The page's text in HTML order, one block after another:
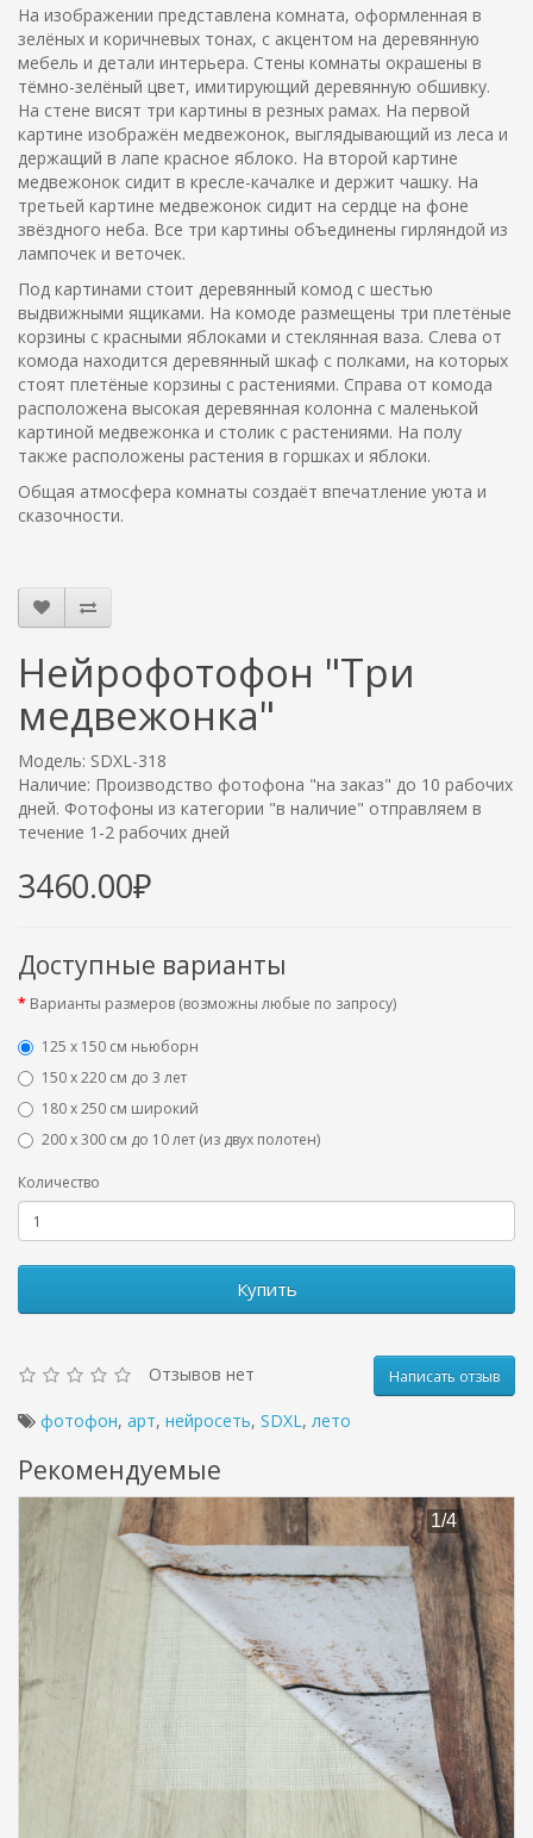
На изображении представлена комната, оформленная в
зелёных и коричневых тонах, с акцентом на деревянную
мебель и детали интерьера. Стены комнаты окрашены в
тёмно-зелёный цвет, имитирующий деревянную обшивку.
На стене висят три картины в резных рамах. На первой
картине изображён медвежонок, выглядывающий из леса и
держащий в лапе красное яблоко. На второй картине
медвежонок сидит в кресле-качалке и держит чашку. На
третьей картине медвежонок сидит на сердце на фоне
звёздного неба. Все три картины объединены гирляндой из
лампочек и веточек.
Под картинами стоит деревянный комод с шестью
выдвижными ящиками. На комоде размещены три плетёные
корзины с красными яблоками и стеклянная ваза. Слева от
комода находится деревянный шкаф с полками, на которых
стоят плетёные корзины с растениями. Справа от комода
расположена высокая деревянная колонна с маленькой
картиной медвежонка и столик с растениями. На полу
также расположены растения в горшках и яблоки.
Общая атмосфера комнаты создаёт впечатление уюта и
сказочности.
Нейрофотофон "Три
медвежонка"
Модель: SDXL-318
Наличие: Производство фотофона "на заказ" до 10 рабочих
дней. Фотофоны из категории "в наличие" отправляем в
течение 1-2 рабочих дней
3460.00₽
Доступные варианты
Варианты размеров (возможны любые по запросу)
125 x 150 см ньюборн
150 х 220 см до 3 лет
180 х 250 см широкий
200 х 300 см до 10 лет (из двух полотен)
Количество
Купить
Отзывов нет Написать отзыв
фотофон, арт, нейросеть, SDXL, лето
Рекомендуемые